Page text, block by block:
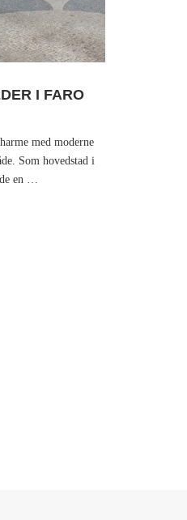
I FARO
med moderne
Som hovedstad i
en …